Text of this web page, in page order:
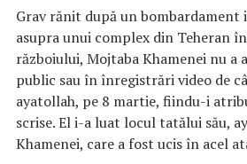
Grav rănit după un
asupra unui complex din Teheran
războiului, Mojtaba Khamenei nu a
public sau în înregistrări video de
ayatollah, pe 8 martie, fiindu-i
scrise. El i-a luat locul tatălui său,
Khamenei, care a fost ucis în acel